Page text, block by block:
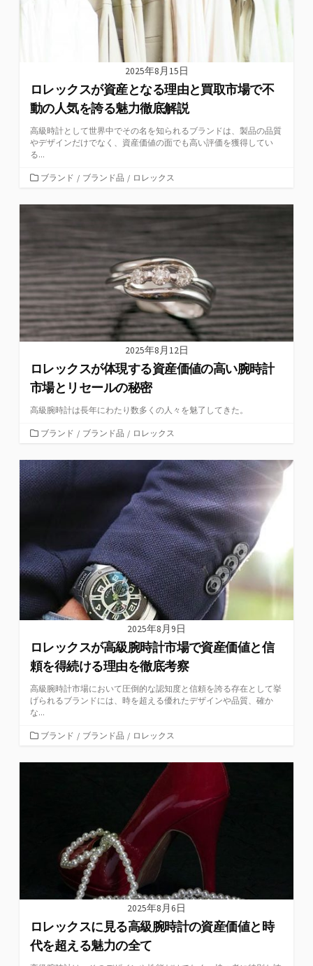
2025年8月15日
ロレックスが資産となる理由と買取市場で不
動の人気を誇る魅力徹底解説
高級時計として世界中でその名を知られるブランドは、製品の品質
やデザインだけでなく、資産価値の面でも高い評価を獲得してい
る...
カ
ゴ
ブランド / ブランド品 / ロレックス
2025年8月12日
ロレックスが体現する資産価値の高い腕時計
市場とリセールの秘密
高級腕時計は長年にわたり数多くの人々を魅了してきた。
カ
ゴ
リ
ー
ブランド / ブランド品 / ロレックス
2025年8月9日
ロレックスが高級腕時計市場で資産価値と信
頼を得続ける理由を徹底考察
高級腕時計市場において圧倒的な認知度と信頼を誇る存在として挙
げられるブランドには、時を超える優れたデザインや品質、確か
な...
カ
ゴ
ブランド / ブランド品 / ロレックス
2025年8月6日
ロレックスに見る高級腕時計の資産価値と時
代を超える魅力の全て